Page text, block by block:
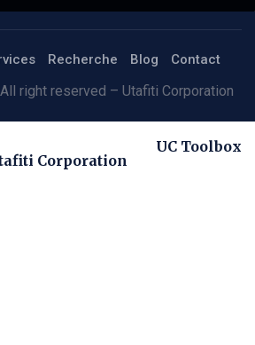
Recherche Blog Contact
right reserved – Utafiti Corporation
UC Toolbox
Corporation